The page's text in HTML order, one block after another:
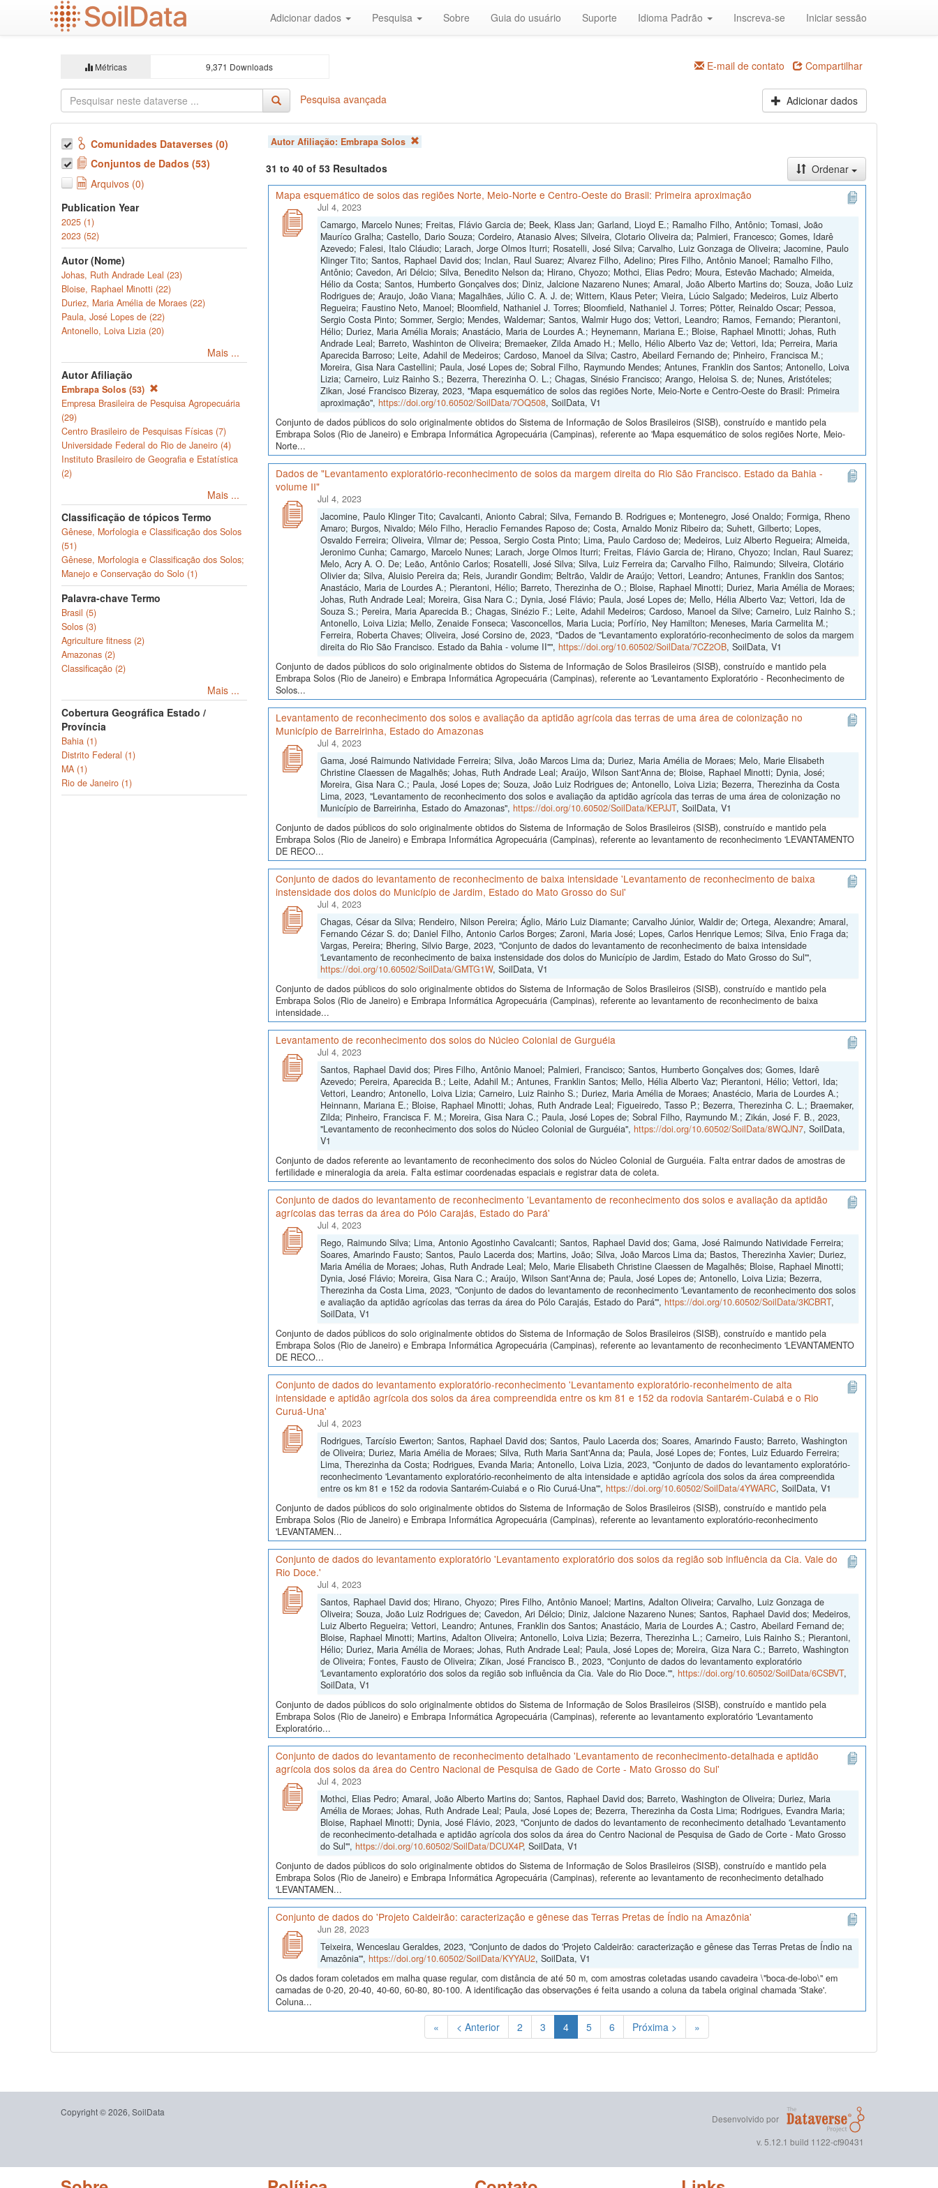
Adicionar dados Pesquisa Sobre Guia do usuário Suporte Idioma Padrão Inscreva-se Iniciar sessão
Métricas 9,371 Downloads E-mail de contato Compartilhar
Pesquisa avançada Adicionar dados
Comunidades Dataverses (0)
Conjuntos de Dados (53)
Arquivos (0)
Publication Year
2025 (1)
2023 (52)
Autor (Nome)
Johas, Ruth Andrade Leal (23)
Bloise, Raphael Minotti (22)
Duriez, Maria Amélia de Moraes (22)
Paula, José Lopes de (22)
Antonello, Loiva Lizia (20)
Mais ...
Autor Afiliação
Embrapa Solos (53)
Empresa Brasileira de Pesquisa Agropecuária
(29)
Centro Brasileiro de Pesquisas Físicas (7)
Universidade Federal do Rio de Janeiro (4)
Instituto Brasileiro de Geografia e Estatística
(2)
Mais ...
Classificação de tópicos Termo
Gênese, Morfologia e Classificação dos Solos
(51)
Gênese, Morfologia e Classificação dos Solos;
Manejo e Conservação do Solo (1)
Palavra-chave Termo
Brasil (5)
Solos (3)
Agriculture fitness (2)
Amazonas (2)
Classificação (2)
Mais ...
Cobertura Geográfica Estado /
Província
Bahia (1)
Distrito Federal (1)
MA (1)
Rio de Janeiro (1)
Autor Afiliação: Embrapa Solos
31 to 40 of 53 Resultados
Ordenar
Mapa esquemático de solos das regiões Norte, Meio-Norte e Centro-Oeste do Brasil: Primeira aproximação
Jul 4, 2023
Camargo, Marcelo Nunes; Freitas, Flávio Garcia de; Beek, Klass Jan; Garland, Lioyd E.; Ramalho Filho, Antônio; Tomasi, João
Mauríco Gralha; Castello, Dario Souza; Cordeiro, Atanasio Alves; Silveira, Clotario Oliveira da; Palmieri, Francesco; Gomes, Idarê
Azevedo; Falesi, Italo Cláudio; Larach, Jorge Olmos Iturri; Rosatelli, José Silva; Carvalho, Luiz Gonzaga de Oliveira; Jacomine, Paulo
Klinger Tito; Santos, Raphael David dos; Inclan, Raul Suarez; Alvarez Filho, Adelino; Pires Filho, Antônio Manoel; Ramalho Filho,
Antônio; Cavedon, Ari Délcio; Silva, Benedito Nelson da; Hirano, Chyozo; Mothci, Elias Pedro; Moura, Estevão Machado; Almeida,
Hélio da Costa; Santos, Humberto Gonçalves dos; Diniz, Jalcione Nazareno Nunes; Amaral, João Alberto Martins do; Souza, João Luiz
Rodrigues de; Araujo, João Viana; Magalhães, Júlio C. A. J. de; Wittern, Klaus Peter; Vieira, Lúcio Salgado; Medeiros, Luiz Alberto
Regueira; Faustino Neto, Manoel; Bloomfield, Nathaniel J. Torres; Bloomfield, Nathaniel J. Torres; Pötter, Reinaldo Oscar; Pessoa,
Sergio Costa Pinto; Sommer, Sergio; Mendes, Waldemar; Santos, Walmir Hugo dos; Vettori, Leandro; Ramos, Fernando; Pierantoni,
Hélio; Duriez, Maria Amélia Morais; Anastácio, Maria de Lourdes A.; Heynemann, Mariana E.; Bloise, Raphael Minotti; Johas, Ruth
Andrade Leal; Barreto, Washinton de Oliveira; Bremaeker, Zilda Amado H.; Mello, Hélio Alberto Vaz de; Vettori, Ida; Perreira, Maria
Aparecida Barroso; Leite, Adahil de Medeiros; Cardoso, Manoel da Silva; Castro, Abeilard Fernando de; Pinheiro, Francisca M.;
Moreira, Gisa Nara Castellini; Paula, José Lopes de; Sobral Filho, Raymundo Mendes; Antunes, Franklin dos Santos; Antonello, Loiva
Lizia; Carneiro, Luiz Rainho S.; Bezerra, Therezinha O. L.; Chagas, Sinésio Francisco; Arango, Heloisa S. de; Nunes, Aristóteles;
Zikan, José Francisco Bizeray, 2023, "Mapa esquemático de solos das regiões Norte, Meio-Norte e Centro-Oeste do Brasil: Primeira
aproximação", https://doi.org/10.60502/SoilData/7OQ508, SoilData, V1
Conjunto de dados públicos do solo originalmente obtidos do Sistema de Informação de Solos Brasileiros (SISB), construído e mantido pela
Embrapa Solos (Rio de Janeiro) e Embrapa Informática Agropecuária (Campinas), referente ao 'Mapa esquemático de solos regiões Norte, Meio-
Norte...
Dados de "Levantamento exploratório-reconhecimento de solos da margem direita do Rio São Francisco. Estado da Bahia -
volume II"
Jul 4, 2023
Jacomine, Paulo Klinger Tito; Cavalcanti, Anionto Cabral; Silva, Fernando B. Rodrigues e; Montenegro, José Onaldo; Formiga, Rheno
Amaro; Burgos, Nivaldo; Mélo Filho, Heraclio Fernandes Raposo de; Costa, Arnaldo Moniz Ribeiro da; Suhett, Gilberto; Lopes,
Osvaldo Ferreira; Oliveira, Vilmar de; Pessoa, Sergio Costa Pinto; Lima, Paulo Cardoso de; Medeiros, Luiz Alberto Regueira; Almeida,
Jeronimo Cunha; Camargo, Marcelo Nunes; Larach, Jorge Olmos Iturri; Freitas, Flávio Garcia de; Hirano, Chyozo; Inclan, Raul Suarez;
Melo, Acry A. O. De; Leão, Antônio Carlos; Rosatelli, José Silva; Silva, Luiz Ferreira da; Carvalho Filho, Raimundo; Silveira, Clotário
Olivier da; Silva, Aluisio Pereira da; Reis, Jurandir Gondim; Beltrão, Valdir de Araújo; Vettori, Leandro; Antunes, Franklin dos Santos;
Anastácio, Maria de Lourdes A.; Pierantoni, Hélio; Barreto, Therezinha de O.; Bloise, Raphael Minotti; Duriez, Maria Amélia de Moraes;
Johas, Ruth Andrade Leal; Moreira, Gisa Nara C.; Dynia, José Flávio; Paula, José Lopes de; Mello, Hélia Alberto Vaz; Vettori, Ida de
Souza S.; Pereira, Maria Aparecida B.; Chagas, Sinézio F.; Leite, Adahil Medeiros; Cardoso, Manoel da Silve; Carneiro, Luiz Rainho S.;
Antonello, Loiva Lizia; Mello, Zenaide Fonseca; Vasconcellos, Maria Lucia; Porfírio, Ney Hamilton; Meneses, Maria Carmelita M.;
Ferreira, Roberta Chaves; Oliveira, José Corsino de, 2023, "Dados de "Levantamento exploratório-reconhecimento de solos da margem
direita do Rio São Francisco. Estado da Bahia - volume II"", https://doi.org/10.60502/SoilData/7CZ2OB, SoilData, V1
Conjunto de dados públicos do solo originalmente obtidos do Sistema de Informação de Solos Brasileiros (SISB), construído e mantido pela
Embrapa Solos (Rio de Janeiro) e Embrapa Informática Agropecuária (Campinas), referente ao 'Levantamento Exploratório - Reconhecimento de
Solos...
Levantamento de reconhecimento dos solos e avaliação da aptidão agrícola das terras de uma área de colonização no
Município de Barreirinha, Estado do Amazonas
Jul 4, 2023
Gama, José Raimundo Natividade Ferreira; Silva, João Marcos Lima da; Duriez, Maria Amélia de Moraes; Melo, Marie Elisabeth
Christine Claessen de Magalhẽs; Johas, Ruth Andrade Leal; Araújo, Wilson Sant'Anna de; Bloise, Raphael Minotti; Dynia, José;
Moreira, Gisa Nara C.; Paula, José Lopes de; Souza, João Luiz Rodrigues de; Antonello, Loiva Lizia; Bezerra, Therezinha da Costa
Lima, 2023, "Levantamento de reconhecimento dos solos e avaliação da aptidão agrícola das terras de uma área de colonização no
Município de Barreirinha, Estado do Amazonas", https://doi.org/10.60502/SoilData/KEPJJT, SoilData, V1
Conjunto de dados públicos do solo originalmente obtidos do Sistema de Informação de Solos Brasileiros (SISB), construído e mantido pela
Embrapa Solos (Rio de Janeiro) e Embrapa Informática Agropecuária (Campinas), referente ao levantamento de reconhecimento 'LEVANTAMENTO
DE RECO...
Conjunto de dados do levantamento de reconhecimento de baixa intensidade 'Levantamento de reconhecimento de baixa
instensidade dos dolos do Município de Jardim, Estado do Mato Grosso do Sul'
Jul 4, 2023
Chagas, César da Silva; Rendeiro, Nilson Pereira; Áglio, Mário Luiz Diamante; Carvalho Júnior, Waldir de; Ortega, Alexandre; Amaral,
Fernando Cézar S. do; Daniel Filho, Antonio Carlos Borges; Zaroni, Maria José; Lopes, Carlos Henrique Lemos; Silva, Enio Fraga da;
Vargas, Pereira; Bhering, Silvio Barge, 2023, "Conjunto de dados do levantamento de reconhecimento de baixa intensidade
'Levantamento de reconhecimento de baixa instensidade dos dolos do Município de Jardim, Estado do Mato Grosso do Sul'",
https://doi.org/10.60502/SoilData/GMTG1W, SoilData, V1
Conjunto de dados públicos do solo originalmente obtidos do Sistema de Informação de Solos Brasileiros (SISB), construído e mantido pela
Embrapa Solos (Rio de Janeiro) e Embrapa Informática Agropecuária (Campinas), referente ao levantamento de reconhecimento de baixa
intensidade...
Levantamento de reconhecimento dos solos do Núcleo Colonial de Gurguéia
Jul 4, 2023
Santos, Raphael David dos; Pires Filho, Antônio Manoel; Palmieri, Francisco; Santos, Humberto Gonçalves dos; Gomes, Idarê
Azevedo; Pereira, Aparecida B.; Leite, Adahil M.; Antunes, Franklin Santos; Mello, Hélia Alberto Vaz; Pierantoni, Hélio; Vettori, Ida;
Vettori, Leandro; Antonello, Loiva Lizia; Carneiro, Luiz Rainho S.; Duriez, Maria Amélia de Moraes; Anastécio, Maria de Lourdes A.;
Heinnann, Mariana E.; Bloise, Raphael Minotti; Johas, Ruth Andrade Leal; Figueiredo, Tasso P.; Bezerra, Therezinha C. L.; Braemaker,
Zilda; Pinheiro, Francisca F. M.; Moreira, Gisa Nara C.; Paula, José Lopes de; Sobral Filho, Raymundo M.; Zikán, José F. B., 2023,
"Levantamento de reconhecimento dos solos do Núcleo Colonial de Gurguéia", https://doi.org/10.60502/SoilData/8WQJN7, SoilData,
V1
Conjunto de dados referente ao levantamento de reconhecimento dos solos do Núcleo Colonial de Gurguéia. Falta entrar dados de amostras de
fertilidade e mineralogia da areia. Falta estimar coordenadas espaciais e registrar data de coleta.
Conjunto de dados do levantamento de reconhecimento 'Levantamento de reconhecimento dos solos e avaliação da aptidão
agrícolas das terras da área do Pólo Carajás, Estado do Pará'
Jul 4, 2023
Rego, Raimundo Silva; Lima, Antonio Agostinho Cavalcanti; Santos, Raphael David dos; Gama, José Raimundo Natividade Ferreira;
Soares, Amarindo Fausto; Santos, Paulo Lacerda dos; Martins, João; Silva, João Marcos Lima da; Bastos, Therezinha Xavier; Duriez,
Maria Amélia de Moraes; Johas, Ruth Andrade Leal; Melo, Marie Elisabeth Christine Claessen de Magalhẽs; Bloise, Raphael Minotti;
Dynia, José Flávio; Moreira, Gisa Nara C.; Araújo, Wilson Sant'Anna de; Paula, José Lopes de; Antonello, Loiva Lizia; Bezerra,
Therezinha da Costa Lima, 2023, "Conjunto de dados do levantamento de reconhecimento 'Levantamento de reconhecimento dos solos
e avaliação da aptidão agrícolas das terras da área do Pólo Carajás, Estado do Pará'", https://doi.org/10.60502/SoilData/3KCBRT,
SoilData, V1
Conjunto de dados públicos do solo originalmente obtidos do Sistema de Informação de Solos Brasileiros (SISB), construído e mantido pela
Embrapa Solos (Rio de Janeiro) e Embrapa Informática Agropecuária (Campinas), referente ao levantamento de reconhecimento 'LEVANTAMENTO
DE RECO...
Conjunto de dados do levantamento exploratório-reconhecimento 'Levantamento exploratório-reconheimento de alta
intensidade e aptidão agrícola dos solos da área compreendida entre os km 81 e 152 da rodovia Santarém-Cuiabá e o Rio
Curuá-Una'
Jul 4, 2023
Rodrigues, Tarcísio Ewerton; Santos, Raphael David dos; Santos, Paulo Lacerda dos; Soares, Amarindo Fausto; Barreto, Washington
de Oliveira; Duriez, Maria Amélia de Moraes; Silva, Ruth Maria Sant'Anna da; Paula, José Lopes de; Fontes, Luiz Eduardo Ferreira;
Lima, Therezinha da Costa; Rodrigues, Evanda Maria; Antonello, Loiva Lizia, 2023, "Conjunto de dados do levantamento exploratório-
reconhecimento 'Levantamento exploratório-reconheimento de alta intensidade e aptidão agrícola dos solos da área compreendida
entre os km 81 e 152 da rodovia Santarém-Cuiabá e o Rio Curuá-Una'", https://doi.org/10.60502/SoilData/4YWARC, SoilData, V1
Conjunto de dados públicos do solo originalmente obtidos do Sistema de Informação de Solos Brasileiros (SISB), construído e mantido pela
Embrapa Solos (Rio de Janeiro) e Embrapa Informática Agropecuária (Campinas), referente ao levantamento exploratório-reconhecimento
'LEVANTAMEN...
Conjunto de dados do levantamento exploratório 'Levantamento exploratório dos solos da região sob influência da Cia. Vale do
Rio Doce.'
Jul 4, 2023
Santos, Raphael David dos; Hirano, Chyozo; Pires Filho, Antônio Manoel; Martins, Adalton Oliveira; Carvalho, Luiz Gonzaga de
Oliveira; Souza, João Luiz Rodrigues de; Cavedon, Ari Délcio; Diniz, Jalcione Nazareno Nunes; Santos, Raphael David dos; Medeiros,
Luiz Alberto Regueira; Vettori, Leandro; Antunes, Franklin dos Santos; Anastácio, Maria de Lourdes A.; Castro, Abeilard Fernand de;
Bloise, Raphael Minotti; Martins, Adalton Oliveira; Antonello, Loiva Lizia; Bezerra, Therezinha L.; Carneiro, Luis Rainho S.; Pierantoni,
Hélio; Duriez, Maria Amélia de Moraes; Johas, Ruth Andrade Leal; Paula, José Lopes de; Moreira, Giza Nara C.; Barreto, Washington
de Oliveira; Fontes, Fausto de Oliveira; Zikan, José Francisco B., 2023, "Conjunto de dados do levantamento exploratório
'Levantamento exploratório dos solos da região sob influência da Cia. Vale do Rio Doce.'", https://doi.org/10.60502/SoilData/6CSBVT,
SoilData, V1
Conjunto de dados públicos do solo originalmente obtidos do Sistema de Informação de Solos Brasileiros (SISB), construído e mantido pela
Embrapa Solos (Rio de Janeiro) e Embrapa Informática Agropecuária (Campinas), referente ao levantamento exploratório 'Levantamento
Exploratório...
Conjunto de dados do levantamento de reconhecimento detalhado 'Levantamento de reconhecimento-detalhada e aptidão
agrícola dos solos da área do Centro Nacional de Pesquisa de Gado de Corte - Mato Grosso do Sul'
Jul 4, 2023
Mothci, Elias Pedro; Amaral, João Alberto Martins do; Santos, Raphael David dos; Barreto, Washington de Oliveira; Duriez, Maria
Amélia de Moraes; Johas, Ruth Andrade Leal; Paula, José Lopes de; Bezerra, Therezinha da Costa Lima; Rodrigues, Evandra Maria;
Bloise, Raphael Minotti; Dynia, José Flávio, 2023, "Conjunto de dados do levantamento de reconhecimento detalhado 'Levantamento
de reconhecimento-detalhada e aptidão agrícola dos solos da área do Centro Nacional de Pesquisa de Gado de Corte - Mato Grosso
do Sul'", https://doi.org/10.60502/SoilData/DCUX4P, SoilData, V1
Conjunto de dados públicos do solo originalmente obtidos do Sistema de Informação de Solos Brasileiros (SISB), construído e mantido pela
Embrapa Solos (Rio de Janeiro) e Embrapa Informática Agropecuária (Campinas), referente ao levantamento de reconhecimento detalhado
'LEVANTAMEN...
Conjunto de dados do 'Projeto Caldeirão: caracterização e gênese das Terras Pretas de Índio na Amazônia'
Jun 28, 2023
Teixeira, Wenceslau Geraldes, 2023, "Conjunto de dados do 'Projeto Caldeirão: caracterização e gênese das Terras Pretas de Índio na
Amazônia'", https://doi.org/10.60502/SoilData/KYYAU2, SoilData, V1
Os dados foram coletados em malha quase regular, com distância de até 50 m, com amostras coletadas usando cavadeira \"boca-de-lobo\" em
camadas de 0-20, 20-40, 40-60, 60-80, 80-100. A identificação das observações é feita usando a coluna da tabela original chamada 'Stake'.
Coluna...
« < Anterior 2 3 4(Atual)
5 6 Próxima > »
Copyright © 2026, SoilData
Desenvolvido por
v. 5.12.1 build 1122-cf90431